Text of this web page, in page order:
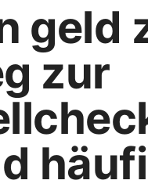
geld
zur